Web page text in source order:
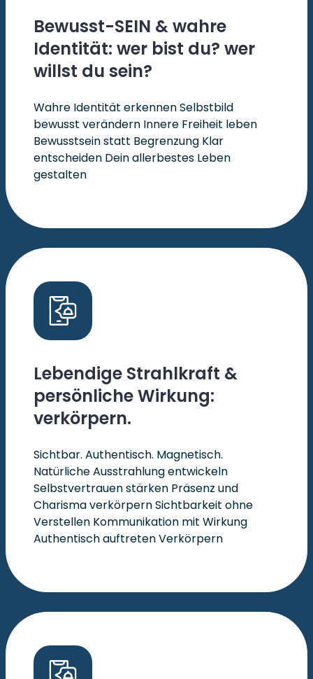
Bewusst-SEIN & wahre
Identität: wer bist du? wer
willst du sein?
Wahre Identität erkennen Selbstbild
bewusst verändern Innere Freiheit leben
Bewusstsein statt Begrenzung Klar
entscheiden Dein allerbestes Leben
gestalten
Lebendige Strahlkraft &
persönliche Wirkung:
verkörpern.
Sichtbar. Authentisch. Magnetisch.
Natürliche Ausstrahlung entwickeln
Selbstvertrauen stärken Präsenz und
Charisma verkörpern Sichtbarkeit ohne
Verstellen Kommunikation mit Wirkung
Authentisch auftreten Verkörpern